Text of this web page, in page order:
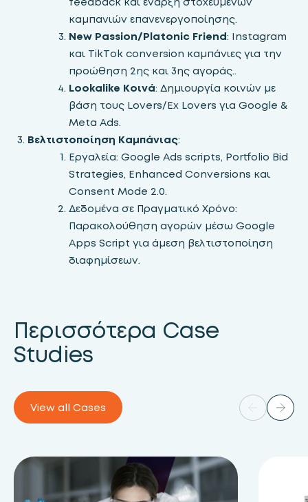
καμπανιών επανενεργοποίησης.
New Passion/Platonic Friend: Instagram
και TikTok conversion καμπάνιες για την
προώθηση 2ης και 3ης αγοράς..
Lookalike Κοινά: Δημιουργία κοινών με
βάση τους Lovers/Ex Lovers για Google &
Meta Ads.
Βελτιστοποίηση Καμπάνιας:
Εργαλεία: Google Ads scripts, Portfolio Bid
Strategies, Enhanced Conversions και
Consent Mode 2.0.
Δεδομένα σε Πραγματικό Χρόνο:
Παρακολούθηση αγορών μέσω Google
Apps Script για άμεση βελτιστοποίηση
διαφημίσεων.
Περισσότερα Case
Studies
View all Cases